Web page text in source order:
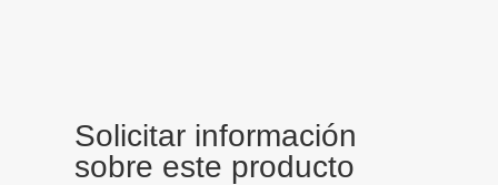
Solicitar información
sobre este producto